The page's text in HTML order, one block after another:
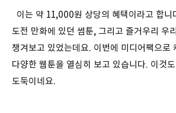
이는 약 11,000원 상당의 혜택이라고 합니
도전 만화에 있던 썸툰, 그리고 즐거우리 우
챙겨보고 있었는데요. 이번에 미디어팩으로
다양한 웹툰을 열심히 보고 있습니다. 이것
도둑이네요.